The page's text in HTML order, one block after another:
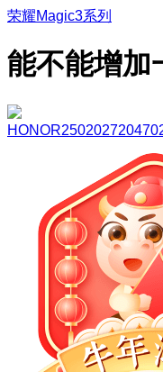
荣耀Magic3系列
能不能增加